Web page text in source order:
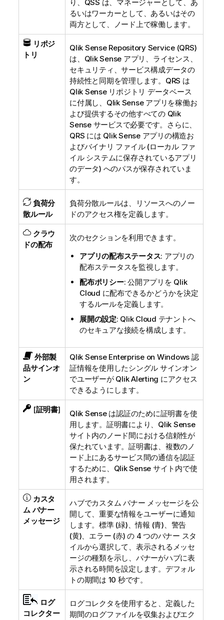
り、 QSS は、マネージャーとして、あ
るいはワーカーとして、あるいはその
両方として、ノード上で稼働します。
リポジ
トリ
Qlik Sense Repository Service (QRS)
は、 Qlik Sense アプリ、ライセンス、
セキュリティ、サービス構成データの
持続性と同期を管理します。 QRS は
Qlik Sense リポジトリ データベース
に付属し、 Qlik Senseアプリを稼働お
よび提供するその他すべての Qlik
Senseサービスで必要です。さらに、
QRS には Qlik Senseアプリの構造お
よびバイナリ ファイル (ローカル ファ
イル システムに保存されているアプリ
のデータ) へのパスが保存されていま
す。
負荷分
散ルール
負荷分散ルールは、リソースへのノー
ドのアクセス権を定義します。
クラウ
ドの配布
次のセクションを利用できます。
アプリの配布ステータス: アプリの
配布ステータスを監視します。
配布ポリシー: 公開アプリを Qlik
Cloud に配布できるかどうかを決定
するルールを定義します。
展開の設定: Qlik Cloud テナントへ
のセキュアな接続を構成します。
外部製
品サインオ
ン
Qlik Sense Enterprise on Windows 認
証情報を使用したシングル サインオン
でユーザーが Qlik Alerting にアクセス
できるようにします。
[証明書] Qlik Senseは認証のために証明書を使
用します。証明書により、 Qlik Sense
サイト内のノード間における信頼性が
保たれています。証明書は、複数のノ
ード上にあるサービス間の通信を認証
するために、 Qlik Sense サイト内で使
用されます。
カスタ
ム バナー
メッセージ
ハブでカスタム バナー メッセージを公
開して、重要な情報をユーザーに通知
します。標準 (緑)、情報 (青)、警告
(黄)、エラー (赤) の 4 つのバナー スタ
イルから選択して、表示されるメッセ
ージの種類を示し、バナーがハブに表
示される時間を設定します。デフォル
トの期間は 10 秒です。
ログ
コレクター
ログコレクタを使用すると、定義した
期間のログファイルを収集およびエク